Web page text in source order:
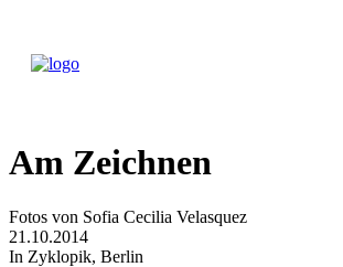
Am Zeichnen
Fotos von Sofia Cecilia Velasquez
21.10.2014
In Zyklopik, Berlin